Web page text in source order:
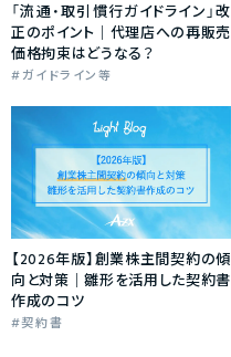
「流通・取引慣行ガイドライン」改
正のポイント｜代理店への再販売
価格拘束はどうなる？
ガイドライン等
【2026年版】創業株主間契約の傾
向と対策｜雛形を活用した契約書
作成のコツ
契約書